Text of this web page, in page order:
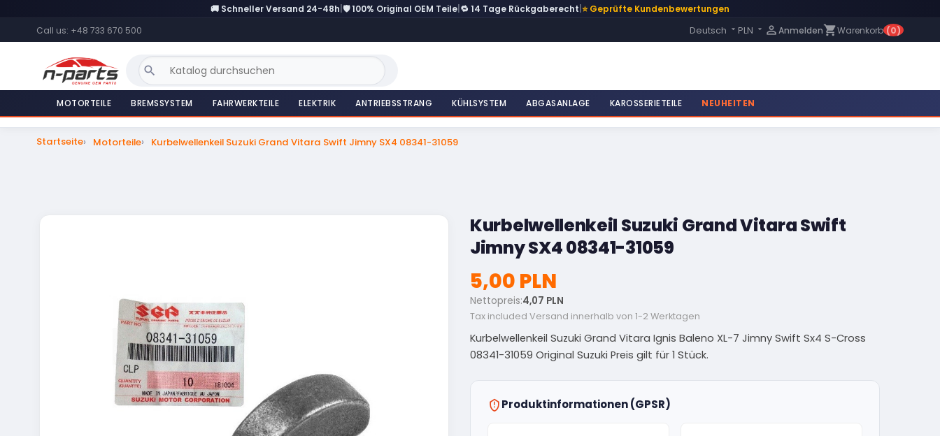
🚚 Schneller Versand 24-48h 🛡️ 100% Original OEM Teile 🔁 14 Tage Rückgaberecht ⭐ Geprüfte Kundenbewertungen
Call us: +48 733 670 500 Language:
Deutsch  PLN  Anmeldenshopping_cartWarenkorb (0)
search
MOTORTEILE BREMSSYSTEM FAHRWERKTEILE ELEKTRIK ANTRIEBSSTRANG KÜHLSYSTEM ABGASANLAGE KAROSSERIETEILE NEUHEITEN
Startseite Motorteile Kurbelwellenkeil Suzuki Grand Vitara Swift Jimny SX4 08341-31059
Kurbelwellenkeil Suzuki Grand Vitara Swift
Jimny SX4 08341-31059
5,00 PLN
Nettopreis:4,07 PLN
Tax included Versand innerhalb von 1-2 Werktagen
Kurbelwellenkeil Suzuki Grand Vitara Ignis Baleno XL-7 Jimny Swift Sx4 S-Cross
08341-31059 Original Suzuki Preis gilt für 1 Stück.
Produktinformationen (GPSR)